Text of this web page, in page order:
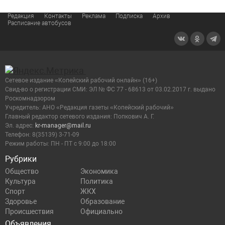
Редакция Контакты Реклама Подписка
Архив
Расписание автобусов
Рубрики
Общество
Экономика
Культура
Политика
Спорт
ЖКХ
Здоровье
Образование
Происшествия
Официально
Сетевое издание «Копейский рабочий онлайн» (16+)
Cвид-во о регистрации СМИ: ЭЛ № ФС 77 - 68613 от 03.02.2017 г. выдано
Роскомнадзором
Учредитель: АНО «Редакция газеты «Копейский рабочий»
Главный редактор сетевого издания: Попкович А. Г.
Эл. адрес: kr-manager@mail.ru
Телефон: 8(35139) 3-71-09
Режим работы: ПН - ПТ с 9:00 до 18:00